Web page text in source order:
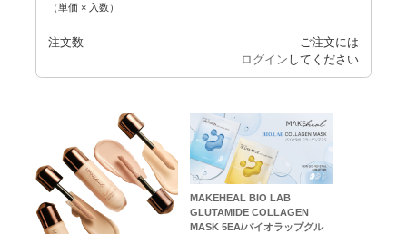
（単価 × 入数）
注文数
ご注文には
ログイン してください
MAKEHEAL BIO LAB
GLUTAMIDE COLLAGEN
MASK 5EA/バイオラップグル